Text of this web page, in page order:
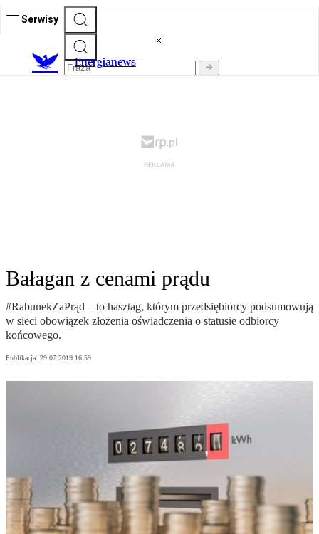
Serwisy
Energianews
Bałagan z cenami prądu
#RabunekZaPrąd – to hasztag, którym przedsiębiorcy podsumowują
w sieci obowiązek złożenia oświadczenia o statusie odbiorcy
końcowego.
Publikacja: 29.07.2019 16:59